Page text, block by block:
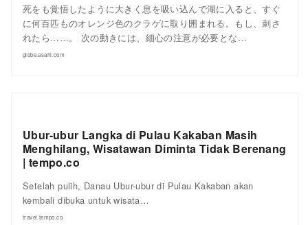
死をも覚悟したように大きく息を吸い込んで湖に入ると、すぐ
に何百匹ものオレンジ色のクラゲに取り囲まれる。もし、刺さ
れたら……。 次の動きには、細心の注意が必要とな…
globe.asahi.com
Ubur-ubur Langka di Pulau Kakaban Masih
Menghilang, Wisatawan Diminta Tidak Berenang
| tempo.co
Setelah pulih, Danau Ubur-ubur di Pulau Kakaban akan
kembali dibuka untuk wisata…
travel.tempo.co